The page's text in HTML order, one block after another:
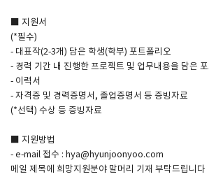
■ 지원서
(*필수)
- 대표작(2-3개) 담은 학생(학부) 포트폴리오
- 경력 기간 내 진행한 프로젝트 및 업무내용을 담은
- 이력서
- 자격증 및 경력증명서, 졸업증명서 등 증빙자료
(*선택) 수상 등 증빙자료
■ 지원방법
- e-mail 접수 : hya@hyunjoonyoo.com
메일 제목에 희망지원분야 말머리 기재 부탁드립니다